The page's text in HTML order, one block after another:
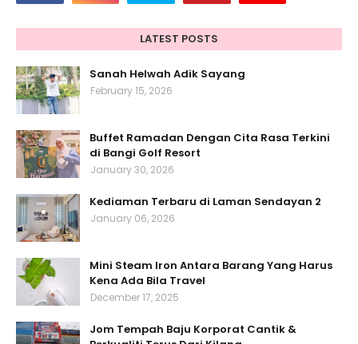
LATEST POSTS
Sanah Helwah Adik Sayang
February 15, 2026
Buffet Ramadan Dengan Cita Rasa Terkini
di Bangi Golf Resort
January 30, 2026
Kediaman Terbaru di Laman Sendayan 2
January 06, 2026
Mini Steam Iron Antara Barang Yang Harus
Kena Ada Bila Travel
December 17, 2025
Jom Tempah Baju Korporat Cantik &